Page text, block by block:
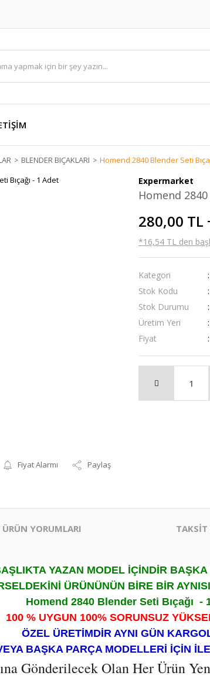
BLENDER BIÇAKLARI Homend 2840 Blender Seti
Fiyat Alarmı Paylaş
Expermarket
Homend
280,00 TL
*16,54 TL den
Kategori
Stok Kodu
Stok Durumu
Üretim Yeri
Fiyat
ÜRÜN YORUMLARI TAKSİT
YAZAN MODEL İÇİNDİR
ÜRÜNÜNÜN BİRE BİR
Homend 2840 Blender Seti Bıçağı -
100 % UYGUN 100% SORUNSUZ
ÖZEL ÜRETİMDİR AYNI GÜN
BAŞKA PARÇA MODELLERİ İÇİN
Gönderilecek Olan Her Ürün